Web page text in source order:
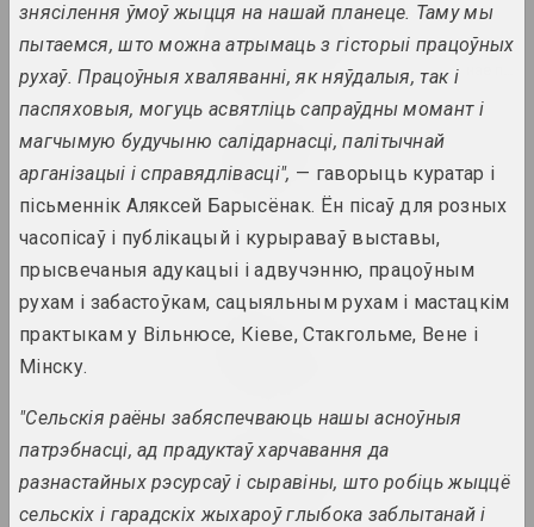
Атлас тэктанічных
ландшафтаў
2023. персанальная выстава, замежнае падзея
Лиза Козлова, Ева Прилуцкая
Вечны горад
2023. выстава
Ззянне скрозь
2023. выстава
Таша Кацуба
Кандидат в веру
Слабодчыкава
Кафэ Беларусь ІІ: Комплекс
Касандры
знясілення ўмоў жыцця на нашай планеце. Таму мы
пытаемся, што можна атрымаць з гісторыі працоўных
рухаў. Працоўныя хваляванні, як няўдалыя, так і
паспяховыя, могуць асвятліць сапраўдны момант і
магчымую будучыню салідарнасці, палітычнай
арганізацыі і справядлівасці", — гаворыць куратар і
пісьменнік Аляксей Барысёнак. Ён пісаў для розных
часопісаў і публікацый і курыраваў выставы,
прысвечаныя адукацыі і адвучэнню, працоўным
рухам і забастоўкам, сацыяльным рухам і мастацкім
практыкам у Вільнюсе, Кіеве, Стакгольме, Вене і
Мінску.
"Сельскія раёны забяспечваюць нашы асноўныя
патрэбнасці, ад прадуктаў харчавання да
разнастайных рэсурсаў і сыравіны, што робіць жыццё
сельскіх і гарадскіх жыхароў глыбока заблытанай і